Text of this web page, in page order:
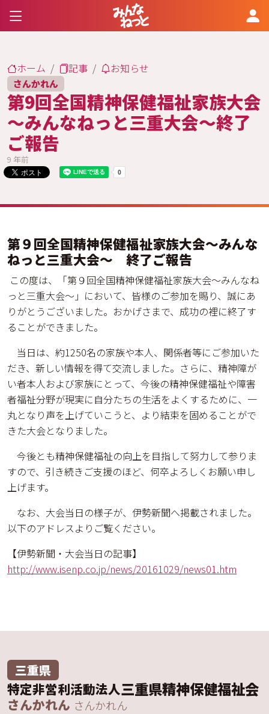
ホーム 記事 お知らせ
さんかれん
第9回全国精神保健福祉家族大会
～みんなねっと三重大会～終了
ご報告
9 年前
第９回全国精神保健福祉家族大会～みんな
ねっと三重大会～ 終了ご報告
この度は、「第９回全国精神保健福祉家族大会～みんなね
っと三重大会～」において、皆様のご参加を賜り、誠にあ
りがとうございました。おかげさまで、成功の裡に終了す
ることができました。
当日は、約1250名の家族や本人、関係者等にご参加いた
だき、新しい情報を得て交流しました。さらに、精神障が
い者本人および家族にとって、今後の精神保健福祉や障害
者福祉分野が現実に自分たちの生活をよくするために、一
丸となり声を上げていこうと、より結束を固めることがで
きた大会となりました。
今後とも精神保健福祉の向上を目指して努力して参りま
すので、引き続きご支援のほど、何卒よろしくお願い申し
上げます。
なお、大会当日の様子が、伊勢新聞へ掲載されました。
以下のアドレスよりご覧ください。
【伊勢新聞・大会当日の記事】
http://www.isenp.co.jp/news/20161029/news01.htm
三重県
特定非営利活動法人三重県精神保健福祉会
さんかれん さんかれん